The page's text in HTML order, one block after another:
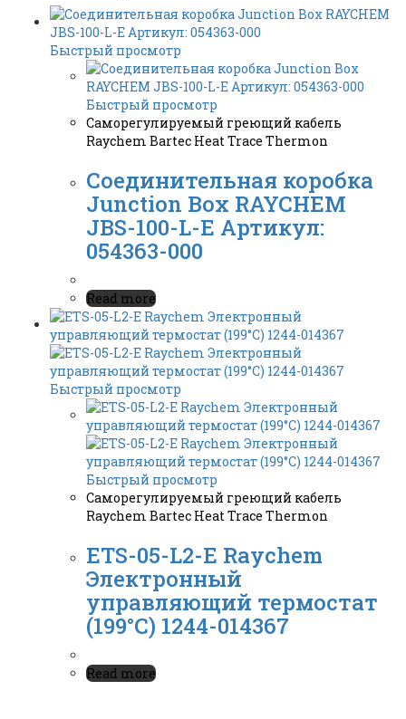
Быстрый просмотр
Быстрый просмотр
Саморегулируемый греющий кабель
Raychem Bartec Heat Trace Thermon
Соединительная коробка
Junction Box RAYCHEM
JBS-100-L-E Артикул:
054363-000
Read more
Быстрый просмотр
Быстрый просмотр
Саморегулируемый греющий кабель
Raychem Bartec Heat Trace Thermon
ETS-05-L2-E Raychem
Электронный
управляющий термостат
(199°C) 1244-014367
Read more